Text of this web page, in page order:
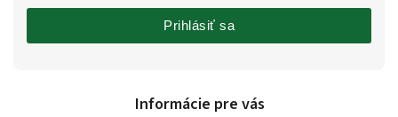
Informácie pre vás
Prihlásiť sa